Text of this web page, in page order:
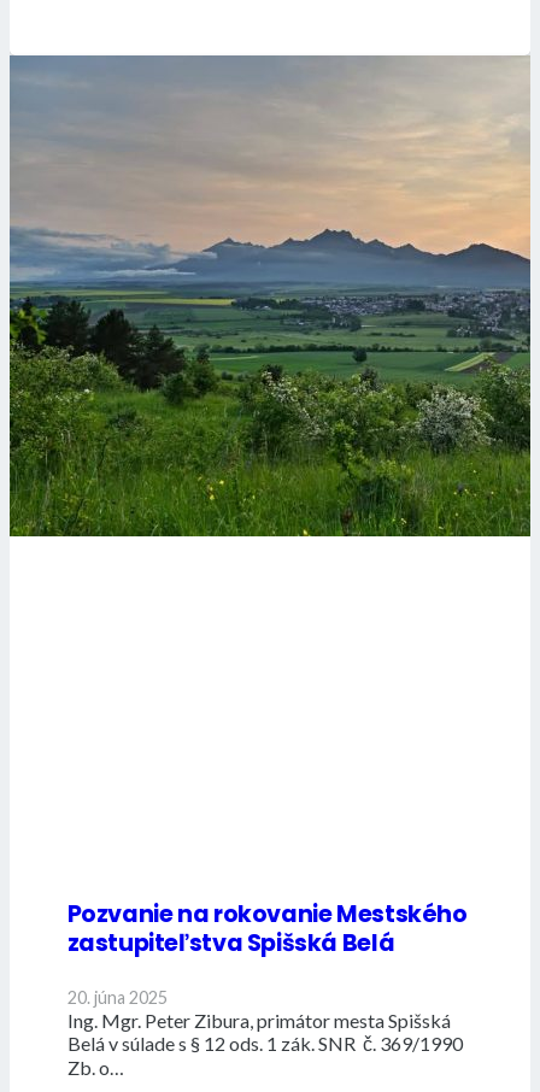
Pozvanie na rokovanie Mestského
zastupiteľstva Spišská Belá
20. júna 2025
Ing. Mgr. Peter Zibura, primátor mesta Spišská
Belá v súlade s § 12 ods. 1 zák. SNR č. 369/1990
Zb. o…